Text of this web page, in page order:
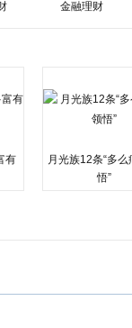
金融理财
有
月光族12条“多么
悟”